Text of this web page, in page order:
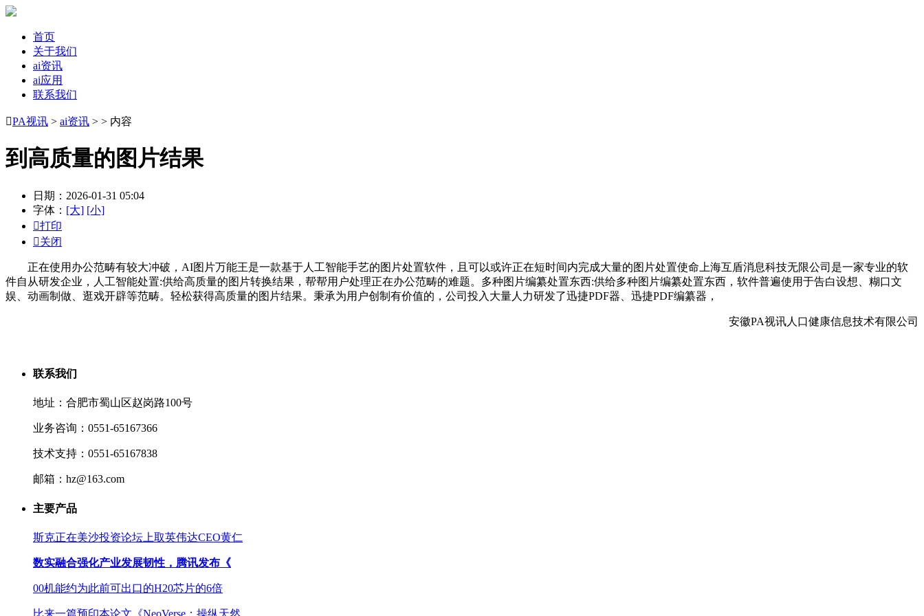
首页
关于我们
ai资讯
ai应用
联系我们
PA视讯 > ai资讯 > > 内容
到高质量的图片结果
日期：2026-01-31 05:04
字体： [大] [小]
打印
关闭
正在使用办公范畴有较大冲破，AI图片万能王是一款基于人工智能手艺的图片处置软件，且可以或许正在短时间内完成大量的图片处置使命上海互盾消息科技无限公司是一家专业的软
件自从研发企业，人工智能处置:供给高质量的图片转换结果，帮帮用户处理正在办公范畴的难题。多种图片编纂处置东西:供给多种图片编纂处置东西，软件普遍使用于告白设想、糊口文
娱、动画制做、逛戏开辟等范畴。轻松获得高质量的图片结果。秉承为用户创制有价值的，公司投入大量人力研发了迅捷PDF器、迅捷PDF编纂器，
安徽PA视讯人口健康信息技术有限公司
联系我们
地址：合肥市蜀山区赵岗路100号
业务咨询：0551-65167366
技术支持：0551-65167838
邮箱：hz@163.com
主要产品
斯克正在美沙投资论坛上取英伟达CEO黄仁
数实融合强化产业发展韧性，腾讯发布《
00机能约为此前可出口的H20芯片的6倍
比来一篇预印本论文《NeoVerse：操纵天然